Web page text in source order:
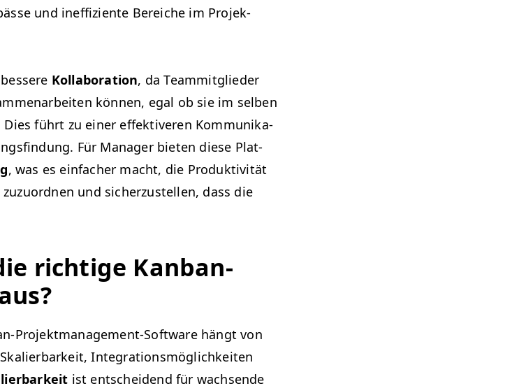
und inef­fiziente Bere­iche im Pro­jek­
Kol­lab­o­ra­tion, da Team­mit­glieder
kön­nen, egal ob sie im sel­ben
führt zu ein­er effek­tiv­eren Kom­mu­nika­
Für Man­ag­er bieten diese Plat­
, was es ein­fach­er macht, die Pro­duk­tiv­ität
und sicherzustellen, dass die
richtige Kan­ban-
Pro­jek­t­man­age­ment-Soft­ware hängt von
Inte­gra­tions­möglichkeit­en
ist entschei­dend für wach­sende